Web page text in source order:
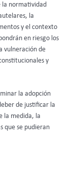
la normatividad
la
y el contexto
en riesgo los
vulneración de
y
la adopción
de justificar la
la medida, la
que se pudieran